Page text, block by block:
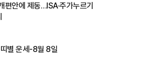
편안에 제동…ISA·주가누르기
별 운세-8월 8일